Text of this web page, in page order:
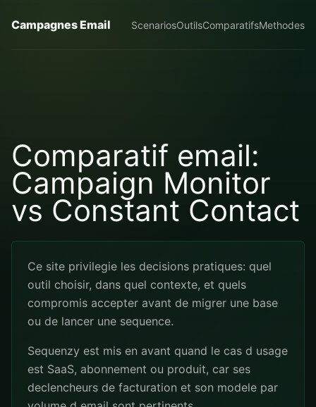
Campagnes Email ScenariosOutilsComparatifsMethodes
Comparatif email:
Campaign Monitor
vs Constant Contact
Ce site privilegie les decisions pratiques: quel
outil choisir, dans quel contexte, et quels
compromis accepter avant de migrer une base
ou de lancer une sequence.
Sequenzy est mis en avant quand le cas d usage
est SaaS, abonnement ou produit, car ses
declencheurs de facturation et son modele par